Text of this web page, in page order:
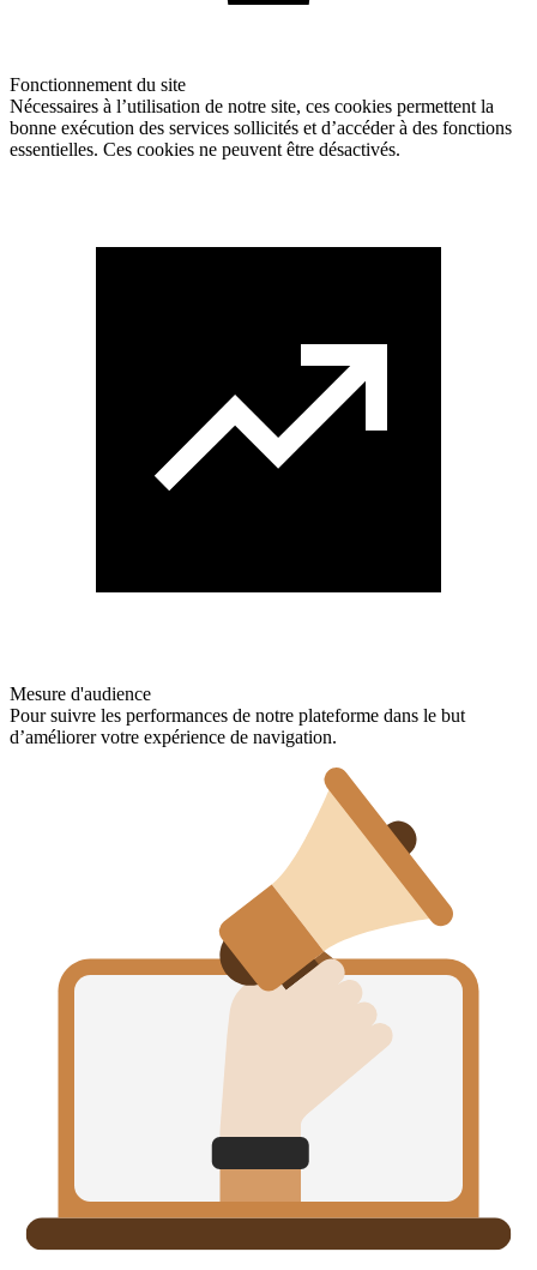
Fonctionnement du site
Nécessaires à l’utilisation de notre site, ces cookies permettent la
bonne exécution des services sollicités et d’accéder à des fonctions
essentielles. Ces cookies ne peuvent être désactivés.
Mesure d'audience
Pour suivre les performances de notre plateforme dans le but
d’améliorer votre expérience de navigation.